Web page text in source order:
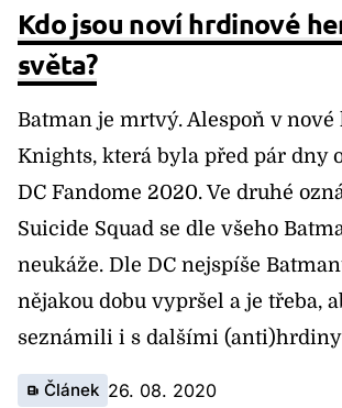
Kdo jsou noví hrdinové
světa?
Batman je mrtvý. Alespoň v nové
Knights, která byla před pár dny
DC Fandome 2020. Ve druhé
Suicide Squad se dle všeho
neukáže. Dle DC nejspíše
nějakou dobu vypršel a je třeba,
seznámili i s dalšími (anti)hrdiny
Článek 26. 08. 2020